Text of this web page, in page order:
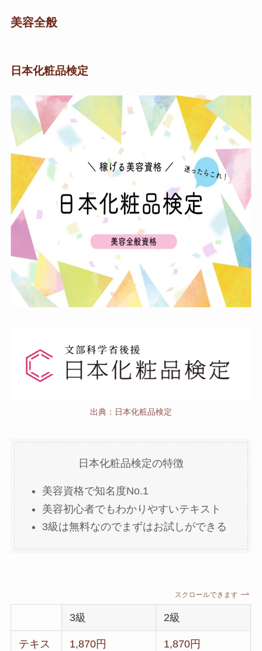
美容全般
日本化粧品検定
出典：日本化粧品検定
日本化粧品検定の特徴
美容資格で知名度No.1
美容初心者でもわかりやすいテキスト
3級は無料なのでまずはお試しができる
スクロールできます
3級 2級
テキス
1,870円 1,870円